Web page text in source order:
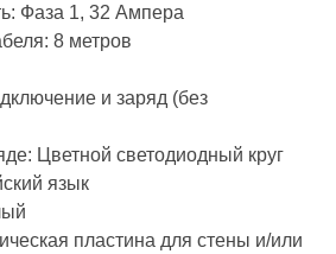
Фаза 1, 32 Ампера
8 метров
и заряд (без
Цветной светодиодный круг
язык
пластина для стены и/или